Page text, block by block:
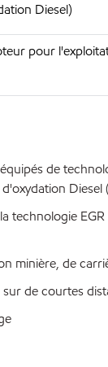
Diesel)
pour
de
minière, de
de courtes